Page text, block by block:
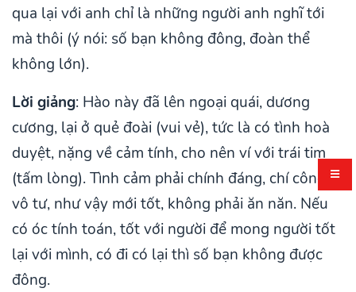
qua lại với anh chỉ là những người anh nghĩ tới
mà thôi (ý nói: số bạn không đông, đoàn thể
không lớn).
Lời giảng: Hào này đã lên ngoại quái, dương
cương, lại ở quẻ đoài (vui vẻ), tức là có tình hoà
duyệt, nặng về cảm tính, cho nên ví với trái tim
(tấm lòng). Tình cảm phải chính đáng, chí công
vô tư, như vậy mới tốt, không phải ăn năn. Nếu
có óc tính toán, tốt với người để mong người tốt
lại với mình, có đi có lại thì số bạn không được
đông.